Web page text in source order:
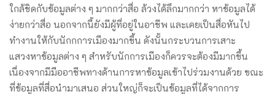
ใกล้ชิดกับข้อมูลต่าง ๆ มากกว่าสื่อ ล้วงได้ลึกมากกว่า หาข้อมูลได้
ง่ายกว่าสื่อ นอกจากนี้ยังมีผู้ที่อยู่ในอาชีพ และเคยเป็นสื่อหันไป
ทำงานให้กับนักกการเมืองมากขึ้น ดังนั้นกระบวนการเสาะ
แสวงหาข้อมูลต่าง ๆ สำหรับนักการเมืองก็ควรจะต้องมีมากขึ้น
เนื่องจากมีมืออาชีพทางด้านการหาข้อมูลเข้าไปร่วมงานด้วย ขณะ
ที่ข้อมูลที่สื่อนำมาเสนอ ส่วนใหญ่ก็จะเป็นข้อมูลที่ได้จากการ